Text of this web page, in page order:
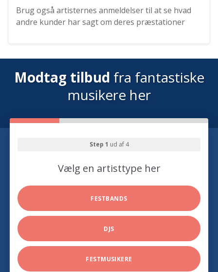
Brug også artisternes anmeldelser til at se hvad
andre kunder har sagt om deres præstationer
Modtag tilbud fra fantastiske
musikere her
Step 1 ud af 4
Vælg en artisttype her
FESTBANDS
DJS
FESTMUSIKERE